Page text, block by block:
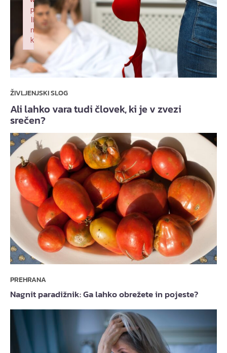
ŽIVLJENJSKI SLOG
Ali lahko vara tudi človek, ki je v zvezi
srečen?
PREHRANA
Nagnit paradižnik: Ga lahko obrežete in pojeste?
p
li
n
k
Failed to initialize plugin: wplink